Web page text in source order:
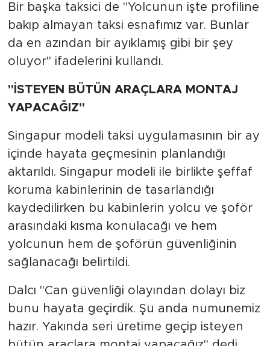
Bir başka taksici de "Yolcunun işte profiline
bakıp almayan taksi esnafımız var. Bunlar
da en azından bir ayıklamış gibi bir şey
oluyor" ifadelerini kullandı.
"İSTEYEN BÜTÜN ARAÇLARA MONTAJ
YAPACAĞIZ"
Singapur modeli taksi uygulamasının bir ay
içinde hayata geçmesinin planlandığı
aktarıldı. Singapur modeli ile birlikte şeffaf
koruma kabinlerinin de tasarlandığı
kaydedilirken bu kabinlerin yolcu ve şoför
arasındaki kısma konulacağı ve hem
yolcunun hem de şoförün güvenliğinin
sağlanacağı belirtildi.
Dalcı "Can güvenliği olayından dolayı biz
bunu hayata geçirdik. Şu anda numunemiz
hazır. Yakında seri üretime geçip isteyen